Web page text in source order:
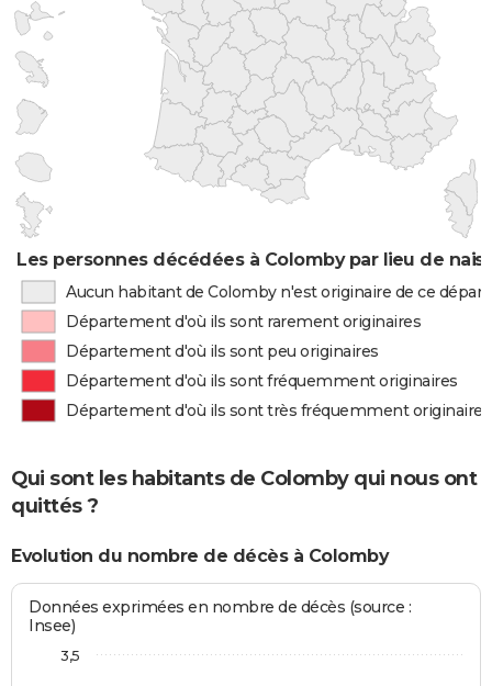
Les personnes décédées à Colomby par lieu de
Aucun habitant de Colomby n'est originaire de ce
Département d'où ils sont rarement originaires
Département d'où ils sont peu originaires
Département d'où ils sont fréquemment originaires
Département d'où ils sont très fréquemment originaires
Qui sont les habitants de Colomby qui nous ont
quittés ?
Evolution du nombre de décès à Colomby
Données exprimées en nombre de décès (source :
Insee)
3,5